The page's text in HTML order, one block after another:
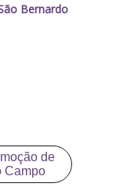
Bernardo